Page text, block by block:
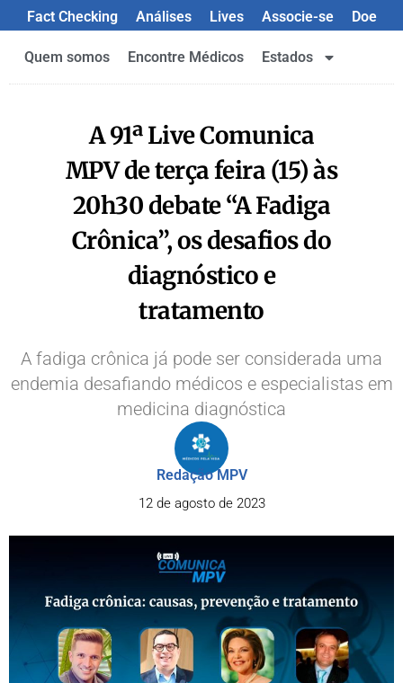
Fact Checking
Análises Lives Associe-se Doe
Quem somos Encontre Médicos Estados
A 91ª Live Comunica
MPV de terça feira (15) às
20h30 debate “A Fadiga
Crônica”, os desafios do
diagnóstico e
tratamento
A fadiga crônica já pode ser considerada uma
endemia desafiando médicos e especialistas em
medicina diagnóstica
Redação MPV
12 de agosto de 2023